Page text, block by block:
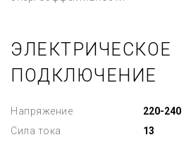
ЭЛЕКТРИЧЕСКОЕ
ПОДКЛЮЧЕНИЕ
Напряжение
220-240
Сила тока
13